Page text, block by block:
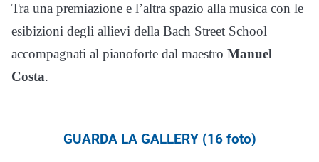
Tra una premiazione e l’altra spazio alla musica con le
esibizioni degli allievi della Bach Street School
accompagnati al pianoforte dal maestro Manuel
Costa.
GUARDA LA GALLERY (16 foto)